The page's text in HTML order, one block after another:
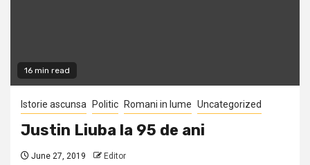
16 min read
Istorie ascunsa Politic Romani in lume Uncategorized
Justin Liuba la 95 de ani
June 27, 2019 Editor